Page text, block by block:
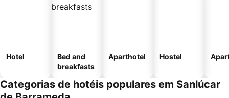
Hotel
Bed and
breakfasts
Aparthotel Hostel
Categorias de hotéis populares em Sanlúcar